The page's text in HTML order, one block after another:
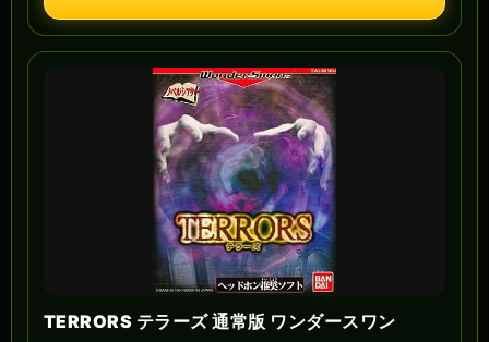
TERRORS テラーズ 通常版 ワンダースワン